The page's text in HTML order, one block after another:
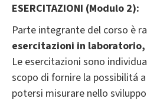
ESERCITAZIONI (Modulo 2):
Parte integrante del corso è
esercitazioni in laboratorio,
Le esercitazioni sono
scopo di fornire la possibilitá
potersi misurare nello